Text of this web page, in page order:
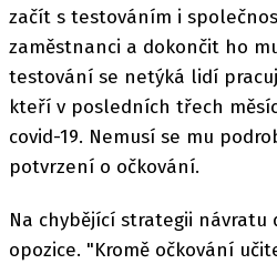
začít s testováním i
zaměstnanci a dokončit ho
testování se netýká lidí
kteří v posledních třech
covid-19. Nemusí se mu
potvrzení o očkování.
Na chybějící strategii návratu
opozice. "Kromě očkování